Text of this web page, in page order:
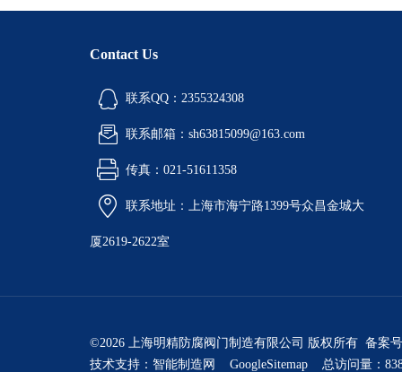
Contact Us
联系QQ：2355324308
联系邮箱：sh63815099@163.com
传真：021-51611358
联系地址：上海市海宁路1399号众昌金城大
厦2619-2622室
©2026 上海明精防腐阀门制造有限公司 版权所有 备案
技术支持： 智能制造网 GoogleSitemap 总访问量：